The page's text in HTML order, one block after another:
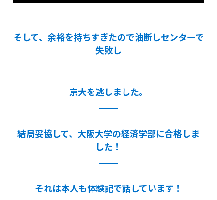
そして、余裕を持ちすぎたので油断しセンターで
失敗し
京大を逃しました。
結局妥協して、大阪大学の経済学部に合格しま
した！
それは本人も体験記で話しています！